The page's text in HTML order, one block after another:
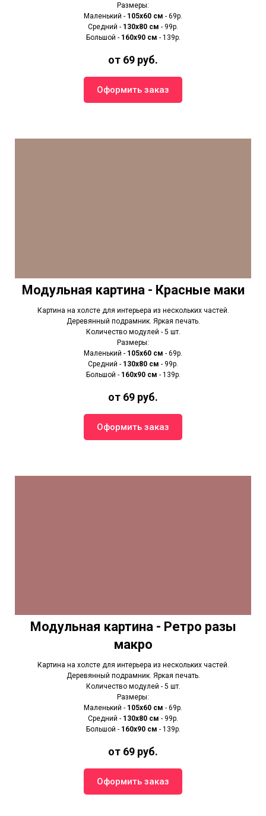
Размеры:
Маленький - 105х60 см - 69р.
Средний - 130х80 см - 99р.
Большой - 160х90 см - 139р.
от 69 руб.
Оформить заказ
Модульная картина - Красные маки
Картина на холсте для интерьера из нескольких частей.
Деревянный подрамник. Яркая печать.
Количество модулей - 5 шт.
Размеры:
Маленький - 105х60 см - 69р.
Средний - 130х80 см - 99р.
Большой - 160х90 см - 139р.
от 69 руб.
Оформить заказ
Модульная картина - Ретро разы
макро
Картина на холсте для интерьера из нескольких частей.
Деревянный подрамник. Яркая печать.
Количество модулей - 5 шт.
Размеры:
Маленький - 105х60 см - 69р.
Средний - 130х80 см - 99р.
Большой - 160х90 см - 139р.
от 69 руб.
Оформить заказ